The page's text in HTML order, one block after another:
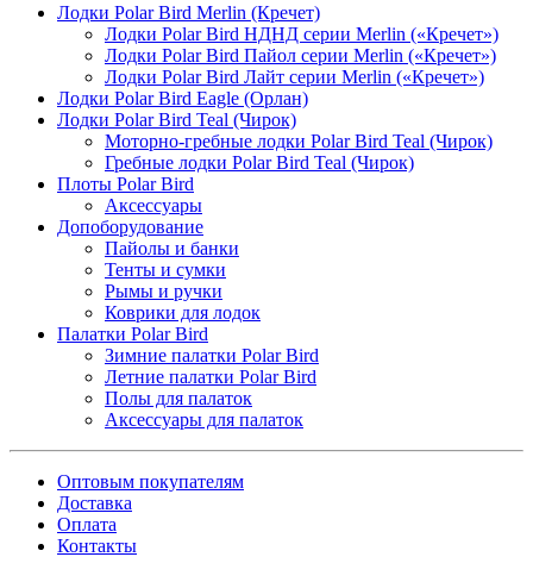
Лодки Polar Bird Merlin (Кречет)
Лодки Polar Bird НДНД серии Merlin («Кречет»)
Лодки Polar Bird Пайол серии Merlin («Кречет»)
Лодки Polar Bird Лайт серии Merlin («Кречет»)
Лодки Polar Bird Eagle (Орлан)
Лодки Polar Bird Teal (Чирок)
Моторно-гребные лодки Polar Bird Teal (Чирок)
Гребные лодки Polar Bird Teal (Чирок)
Плоты Polar Bird
Аксессуары
Допоборудование
Пайолы и банки
Тенты и сумки
Рымы и ручки
Коврики для лодок
Палатки Polar Bird
Зимние палатки Polar Bird
Летние палатки Polar Bird
Полы для палаток
Аксессуары для палаток
Оптовым покупателям
Доставка
Оплата
Контакты